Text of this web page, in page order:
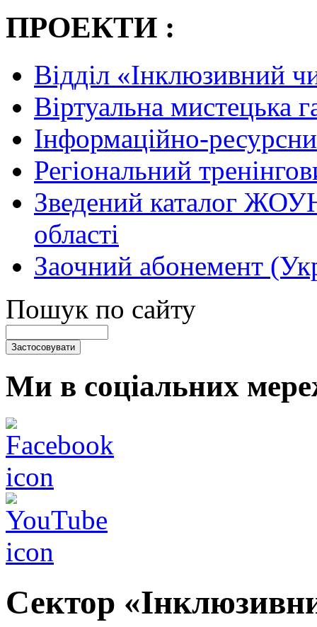
ПРОЕКТИ :
Відділ «Інклюзивний
Віртуальна
Інформаційно-
Регіональний
Зведений каталог
області
Заочний абонемент
Пошук по сайту
Ми в соціальних
Сектор